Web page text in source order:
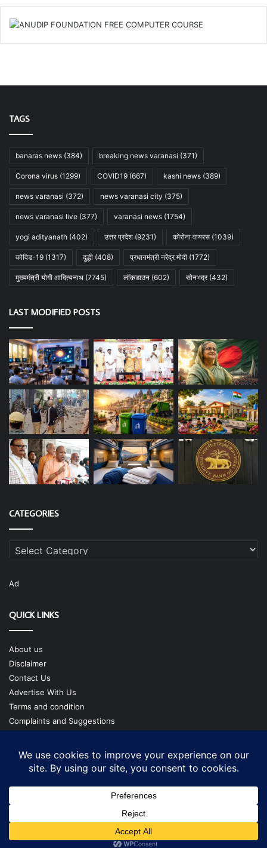
TAGS
banaras news (384) breaking news varanasi (371)
Corona virus (1299) COVID19 (667) kashi news (389)
news varanasi (372) news varanasi city (375)
news varanasi live (377) varanasi news (1754)
yogi adityanath (402) उत्तर प्रदेश (9231) कोरोना वायरस (1039)
कोविड-19 (1317) दुद्धी (408) प्रधानमंत्री नरेंद्र मोदी (1772)
मुख्यमंत्री योगी आदित्यनाथ (7745) लॉकडाउन (602) सोनभद्र(432)
LAST MODIFIED POSTS
CATEGORIES
Categories
Ad
QUICK LINKS
About us
Disclaimer
Contact Us
Advertise With Us
Terms and condition
Complaints and Suggestions
Our Team
Copyright @ cmgtimes.com
Facebook
X